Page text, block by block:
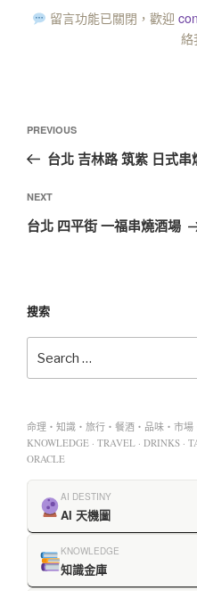
留言功能已關閉，歡迎
絡
PREVIOUS
台北 吉林路 筑紫 日式串
NEXT
台北 四平街 一福串燒酒場
搜索
命理・知識・旅行・餐酒・品味・市
KNOWLEDGE · TRAVEL · DRINKS ·
ORACLE
AI DESTINY
AI 天機圖
KNOWLEDGE
知識金庫